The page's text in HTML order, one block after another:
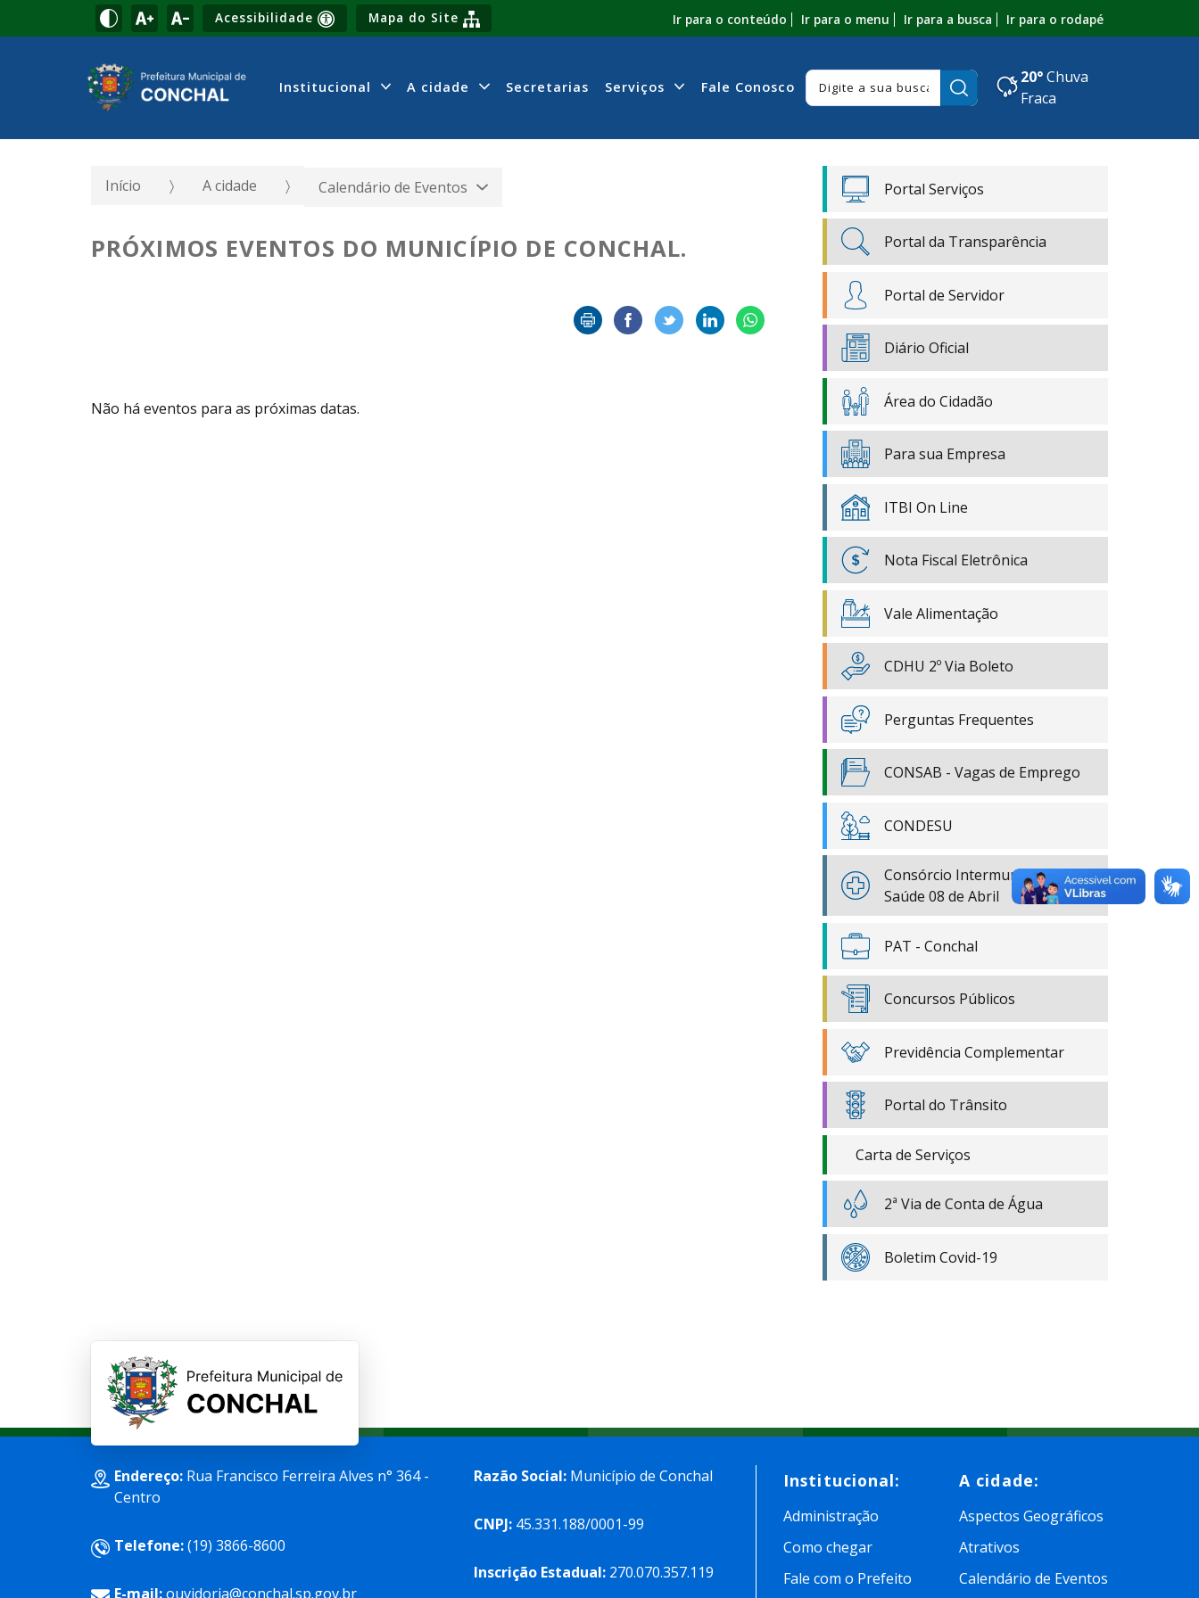
Acessibilidade Mapa do Site Ir para o conteúdo Ir para o menu Ir para a busca Ir para o rodapé
Institucional A cidade Secretarias Serviços Fale Conosco Pesquisar:
20°Chuva
Fraca
Início A cidade Calendário de Eventos
PRÓXIMOS EVENTOS DO MUNICÍPIO DE CONCHAL.
Não há eventos para as próximas datas.
Portal Serviços
Portal da Transparência
Portal de Servidor
Diário Oficial
Área do Cidadão
Para sua Empresa
ITBI On Line
Nota Fiscal Eletrônica
Vale Alimentação
CDHU 2º Via Boleto
Perguntas Frequentes
CONSAB - Vagas de Emprego
CONDESU
Consórcio Intermunicipal de
Saúde 08 de Abril
PAT - Conchal
Concursos Públicos
Previdência Complementar
Portal do Trânsito
Carta de Serviços
2ª Via de Conta de Água
Boletim Covid-19
Endereço:Rua Francisco Ferreira Alves n° 364 -
Centro
Telefone:(19) 3866-8600
E-mail:ouvidoria@conchal.sp.gov.br
Razão Social: Município de Conchal
CNPJ: 45.331.188/0001-99
Inscrição Estadual: 270.070.357.119
Institucional:
Administração
Como chegar
Fale com o Prefeito
A cidade:
Aspectos Geográficos
Atrativos
Calendário de Eventos